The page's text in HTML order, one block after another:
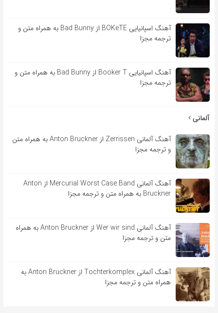
آهنگ اسپانیایی BOKeTE از Bad Bunny به همراه متن و
ترجمه مجزا
آهنگ اسپانیایی Booker T از Bad Bunny به همراه متن و
ترجمه مجزا
آلمانی
آهنگ آلمانی Zerrissen از Anton Bruckner به همراه متن
و ترجمه مجزا
آهنگ آلمانی Mercurial Worst Case Band از Anton
Bruckner به همراه متن و ترجمه مجزا
آهنگ آلمانی Wer wir sind از Anton Bruckner به همراه
متن و ترجمه مجزا
آهنگ آلمانی Tochterkomplex از Anton Bruckner به
همراه متن و ترجمه مجزا